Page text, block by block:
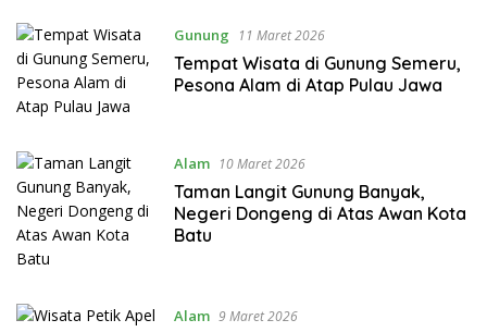
Gunung 11 Maret 2026
Tempat Wisata di Gunung Semeru,
Pesona Alam di Atap Pulau Jawa
Alam 10 Maret 2026
Taman Langit Gunung Banyak,
Negeri Dongeng di Atas Awan Kota
Batu
Alam 9 Maret 2026